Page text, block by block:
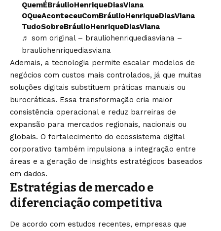
QuemÉBráulioHenriqueDiasViana
OQueAconteceuComBráulioHenriqueDiasViana
TudoSobreBráulioHenriqueDiasViana
♬ som original – brauliohenriquediasviana –
brauliohenriquediasviana
Ademais, a tecnologia permite escalar modelos de
negócios com custos mais controlados, já que muitas
soluções digitais substituem práticas manuais ou
burocráticas. Essa transformação cria maior
consistência operacional e reduz barreiras de
expansão para mercados regionais, nacionais ou
globais. O fortalecimento do ecossistema digital
corporativo também impulsiona a integração entre
áreas e a geração de insights estratégicos baseados
em dados.
Estratégias de mercado e
diferenciação competitiva
De acordo com estudos recentes, empresas que